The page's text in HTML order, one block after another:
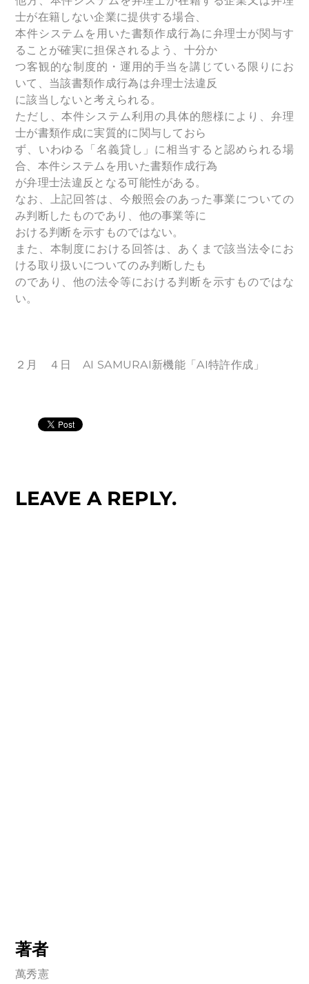
士が在籍しない企業に提供する場合、
本件システムを用いた書類作成行為に弁理士が関与す
ることが確実に担保されるよう、十分か
つ客観的な制度的・運用的手当を講じている限りにお
いて、当該書類作成行為は弁理士法違反
に該当しないと考えられる。
ただし、本件システム利用の具体的態様により、弁理
士が書類作成に実質的に関与しておら
ず、いわゆる「名義貸し」に相当すると認められる場
合、本件システムを用いた書類作成行為
が弁理士法違反となる可能性がある。
なお、上記回答は、今般照会のあった事業についての
み判断したものであり、他の事業等に
おける判断を示すものではない。
また、本制度における回答は、あくまで該当法令にお
ける取り扱いについてのみ判断したも
のであり、他の法令等における判断を示すものではな
い。
２月 ４日 AI SAMURAI新機能「AI特許作成」
LEAVE A REPLY.
著者
萬秀憲